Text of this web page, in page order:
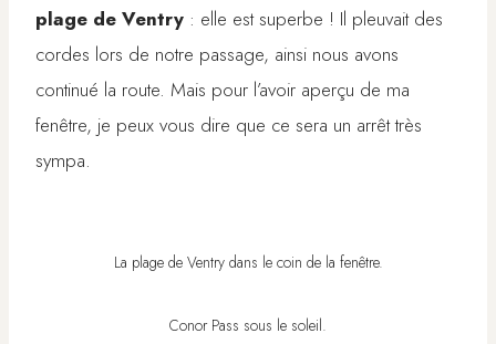
plage de Ventry : elle est superbe ! Il pleuvait des
cordes lors de notre passage, ainsi nous avons
continué la route. Mais pour l’avoir aperçu de ma
fenêtre, je peux vous dire que ce sera un arrêt très
sympa.
La plage de Ventry dans le coin de la fenêtre.
Conor Pass sous le soleil.